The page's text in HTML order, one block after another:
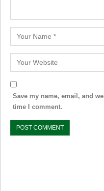
Save my name, email, and
time I comment.